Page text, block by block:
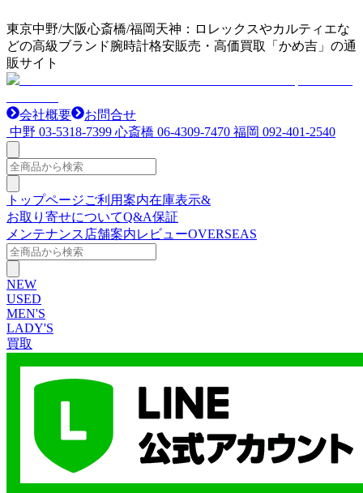
東京中野/大阪心斎橋/福岡天神：ロレックスやカルティエな
どの高級ブランド腕時計格安販売・高価買取「かめ吉」の通
販サイト
会社概要
お問合せ
中野 03-5318-7399 心斎橋 06-4309-7470 福岡 092-401-2540
トップページご利用案内在庫表示&
お取り寄せについてQ&A保証
メンテナンス 店舗案内レビューOVERSEAS
NEW
USED
MEN'S
LADY'S
買取